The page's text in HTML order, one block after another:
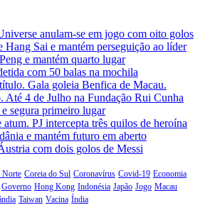
anulam-se em jogo com oito golos
Sai e mantém perseguição ao líder
e mantém quarto lugar
com 50 balas na mochila
Gala goleia Benfica de Macau.
Até 4 de Julho na Fundação Rui Cunha
segura primeiro lugar
atum. PJ intercepta três quilos de heroína
e mantém futuro em aberto
com dois golos de Messi
Norte Coreia do Sul Coronavírus Covid-19 Economia
Governo Hong Kong Indonésia Japão Jogo Macau
Taiwan Vacina Índia